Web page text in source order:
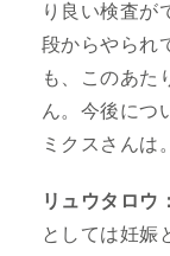
り良い検査が
段からやられ
も、このあた
ん。今後につ
ミクスさんは。
リュウタロウ：
としては妊娠